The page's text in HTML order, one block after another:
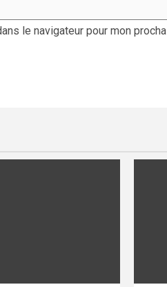
le navigateur pour mon